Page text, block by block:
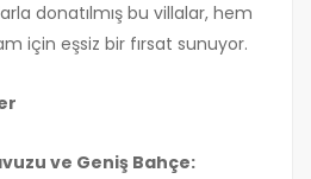
donatılmış bu villalar, hem
için eşsiz bir fırsat sunuyor.
ve Geniş Bahçe: